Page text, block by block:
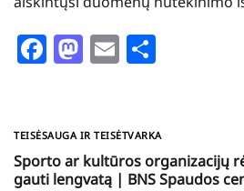
Facebook
Mastodon
Email
TEISĖSAUGA IR TEISĖTVARKA
Sporto ar kultūros organizacijų
gauti lengvatą | BNS Spaudos